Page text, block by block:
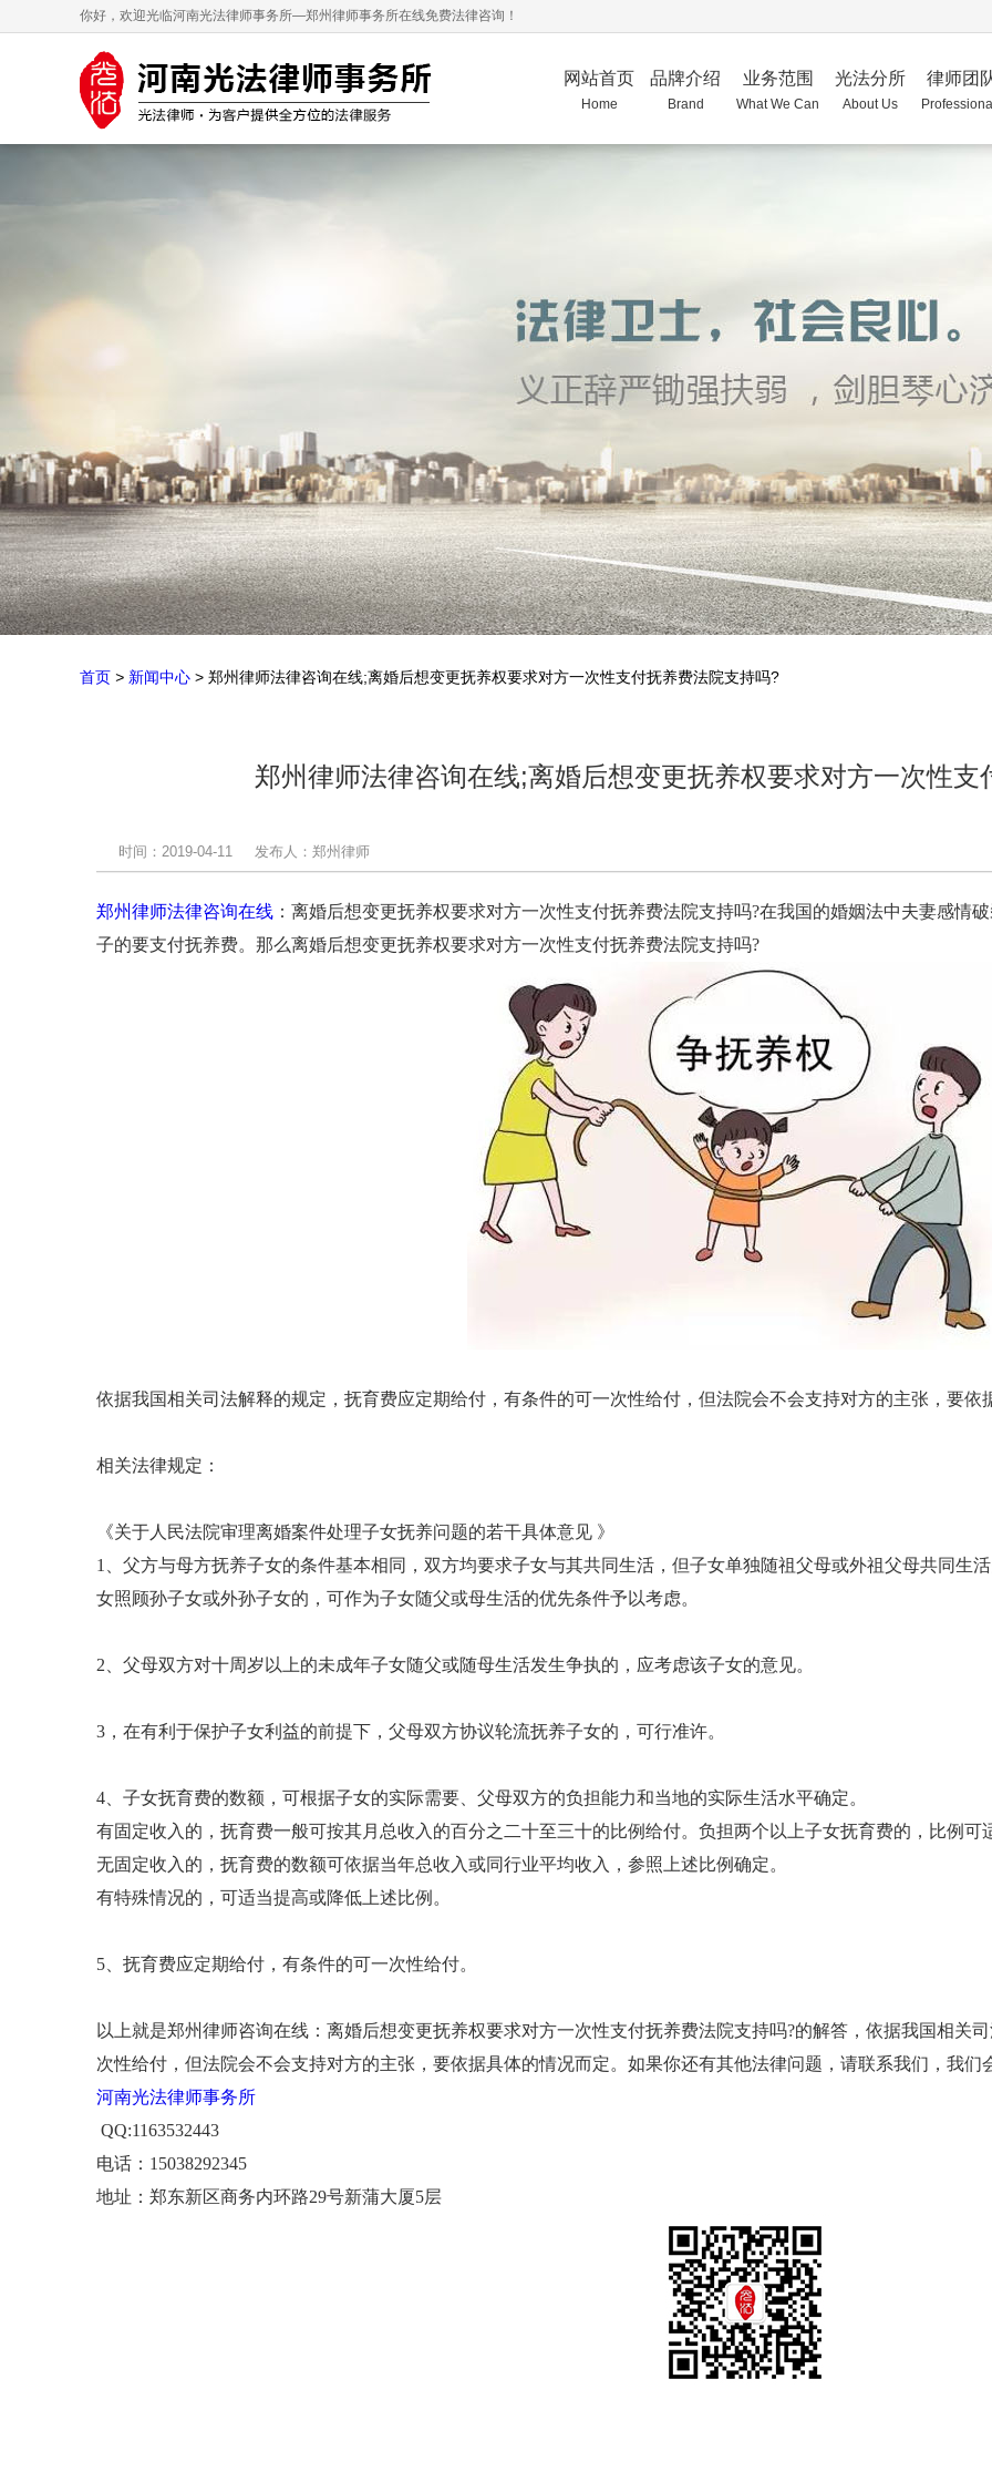
你好，欢迎光临河南光法律师事务所—郑州律师事务所在线免费法律咨询！
网站首页
Home
品牌介绍
Brand
业务范围
What We Can
光法分所
About Us
律师团
首页 > 新闻中心 > 郑州律师法律咨询在线;离婚后想变更抚养权要求对方一次性支付抚养费法院支持吗?
郑州律师法律咨询在线;离婚后想变更抚养权要求对方一次性支
时间：2019-04-11 发布人：郑州律师
郑州律师法律咨询在线 ：离婚后想变更抚养权要求对方一次性支付抚养费法院支持吗?在我国的婚姻法中夫妻感情
子的要支付抚养费。那么离婚后想变更抚养权要求对方一次性支付抚养费法院支持吗?
依据我国相关司法解释的规定，抚育费应定期给付，有条件的可一次性给付，但法院会不会支持对方的主张，要依
相关法律规定：
《关于人民法院审理离婚案件处理子女抚养问题的若干具体意见 》
1、父方与母方抚养子女的条件基本相同，双方均要求子女与其共同生活，但子女单独随祖父母或外祖父母共同生
女照顾孙子女或外孙子女的，可作为子女随父或母生活的优先条件予以考虑。
2、父母双方对十周岁以上的未成年子女随父或随母生活发生争执的，应考虑该子女的意见。
3，在有利于保护子女利益的前提下，父母双方协议轮流抚养子女的，可行准许。
4、子女抚育费的数额，可根据子女的实际需要、父母双方的负担能力和当地的实际生活水平确定。
有固定收入的，抚育费一般可按其月总收入的百分之二十至三十的比例给付。负担两个以上子女抚育费的，比例可
无固定收入的，抚育费的数额可依据当年总收入或同行业平均收入，参照上述比例确定。
有特殊情况的，可适当提高或降低上述比例。
5、抚育费应定期给付，有条件的可一次性给付。
以上就是郑州律师咨询在线：离婚后想变更抚养权要求对方一次性支付抚养费法院支持吗?的解答，依据我国相关
次性给付，但法院会不会支持对方的主张，要依据具体的情况而定。如果你还有其他法律问题，请联系我们，我们
河南光法律师事务所
QQ:1163532443
电话：15038292345
地址：郑东新区商务内环路29号新蒲大厦5层